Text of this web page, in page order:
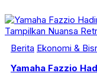
Berita Ekonomi &
Yamaha Fazzio